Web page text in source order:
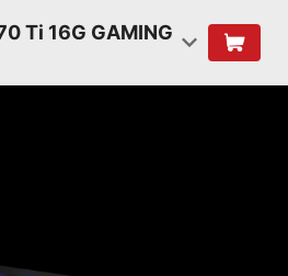
Ti 16G GAMING